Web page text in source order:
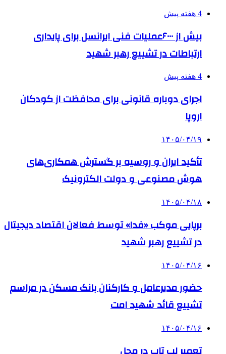
4 هفته پیش
بیش از ۶۰۰۰عملیات فنی ایرانسل برای پایداری
ارتباطات در تشییع رهبر شهید
4 هفته پیش
اجرای دوباره قانونی برای محافظت از کودکان
اروپا
۱۴۰۵/۰۴/۱۹
تأکید ایران و روسیه بر گسترش همکاری‌های
هوش مصنوعی و دولت الکترونیک
۱۴۰۵/۰۴/۱۸
برپایی موکب «فدا» توسط فعالان اقتصاد دیجیتال
در تشییع رهبر شهید
۱۴۰۵/۰۴/۱۶
حضور مدیرعامل و کارکنان بانک مسکن در مراسم
تشییع قائد شهید امت
۱۴۰۵/۰۴/۱۶